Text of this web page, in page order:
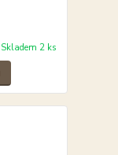
Skladem 2 ks